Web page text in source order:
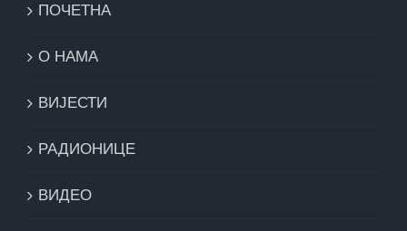
ПОЧЕТНА
О НАМА
ВИЈЕСТИ
РАДИОНИЦЕ
ВИДЕО